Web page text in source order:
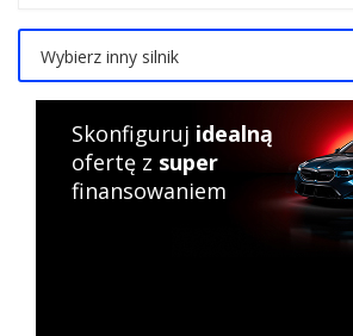
Wybierz inny silnik
Skonfiguruj idealną
ofertę z super
finansowaniem